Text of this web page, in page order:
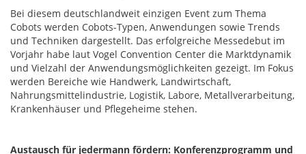
Bei diesem deutschlandweit einzigen Event zum Thema
Cobots werden Cobots-Typen, Anwendungen sowie Trends
und Techniken dargestellt. Das erfolgreiche Messedebut im
Vorjahr habe laut Vogel Convention Center die Marktdynamik
und Vielzahl der Anwendungsmöglichkeiten gezeigt. Im Fokus
werden Bereiche wie Handwerk, Landwirtschaft,
Nahrungsmittelindustrie, Logistik, Labore, Metallverarbeitung,
Krankenhäuser und Pflegeheime stehen.
Austausch für jedermann fördern: Konferenzprogramm und